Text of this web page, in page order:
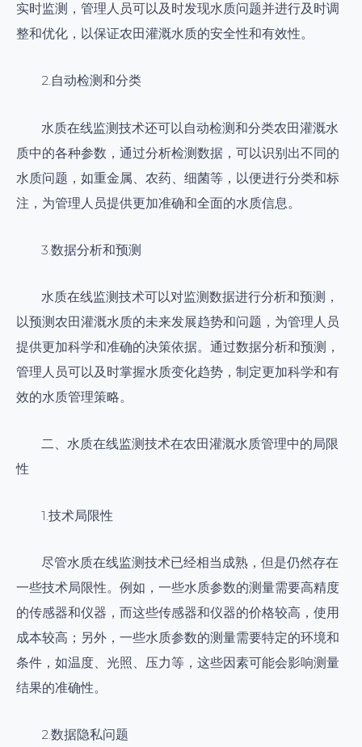
实时监测，管理人员可以及时发现水质问题并进行及时调
整和优化，以保证农田灌溉水质的安全性和有效性。
2.自动检测和分类
水质在线监测技术还可以自动检测和分类农田灌溉水
质中的各种参数，通过分析检测数据，可以识别出不同的
水质问题，如重金属、农药、细菌等，以便进行分类和标
注，为管理人员提供更加准确和全面的水质信息。
3.数据分析和预测
水质在线监测技术可以对监测数据进行分析和预测，
以预测农田灌溉水质的未来发展趋势和问题，为管理人员
提供更加科学和准确的决策依据。通过数据分析和预测，
管理人员可以及时掌握水质变化趋势，制定更加科学和有
效的水质管理策略。
二、水质在线监测技术在农田灌溉水质管理中的局限
性
1.技术局限性
尽管水质在线监测技术已经相当成熟，但是仍然存在
一些技术局限性。例如，一些水质参数的测量需要高精度
的传感器和仪器，而这些传感器和仪器的价格较高，使用
成本较高；另外，一些水质参数的测量需要特定的环境和
条件，如温度、光照、压力等，这些因素可能会影响测量
结果的准确性。
2.数据隐私问题